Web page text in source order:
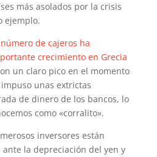
más asolados por la crisis
ejemplo.
de cajeros ha
crecimiento en Grecia
un claro pico en el momento
unas extrictas
de dinero de los bancos, lo
como «corralito».
inversores están
la depreciación del yen y